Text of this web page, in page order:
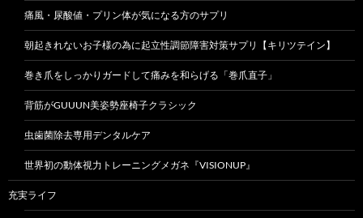
痛風・尿酸値・プリン体が気になる方のサプリ
朝起きれないお子様の為に起立性調節障害対策サプリ【キリツテイン】
巻き爪をしっかりガードして痛みを和らげる「巻爪直子」
背筋がGUUUN美姿勢座椅子クラシック
虫歯菌除去専用デンタルケア
世界初の動体視力トレーニングメガネ『VISIONUP』
充実ライフ